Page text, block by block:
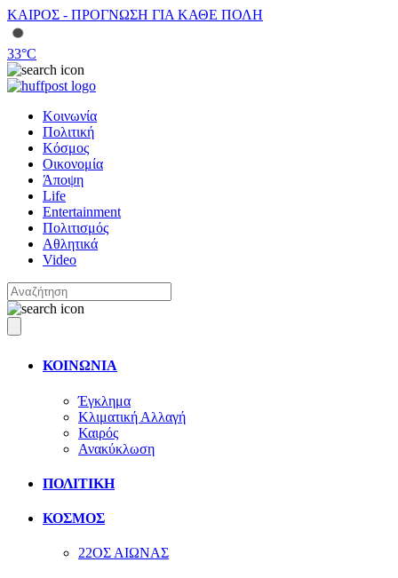
ΚΑΙΡΟΣ - ΠΡΟΓΝΩΣΗ ΓΙΑ ΚΑΘΕ ΠΟΛΗ
33°C
Κοινωνία
Πολιτική
Κόσμος
Οικονομία
Άποψη
Life
Entertainment
Πολιτισμός
Αθλητικά
Video
ΚΟΙΝΩΝΙΑ
Έγκλημα
Κλιματική Αλλαγή
Καιρός
Ανακύκλωση
ΠΟΛΙΤΙΚΗ
ΚΟΣΜΟΣ
22ΟΣ ΑΙΩΝΑΣ